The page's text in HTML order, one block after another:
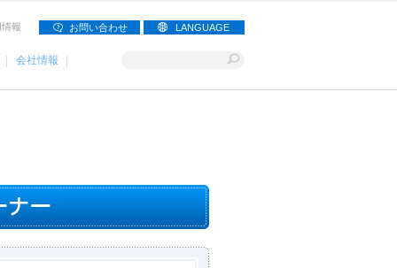
報 お問い合わせ LANGUAGE
会社情報